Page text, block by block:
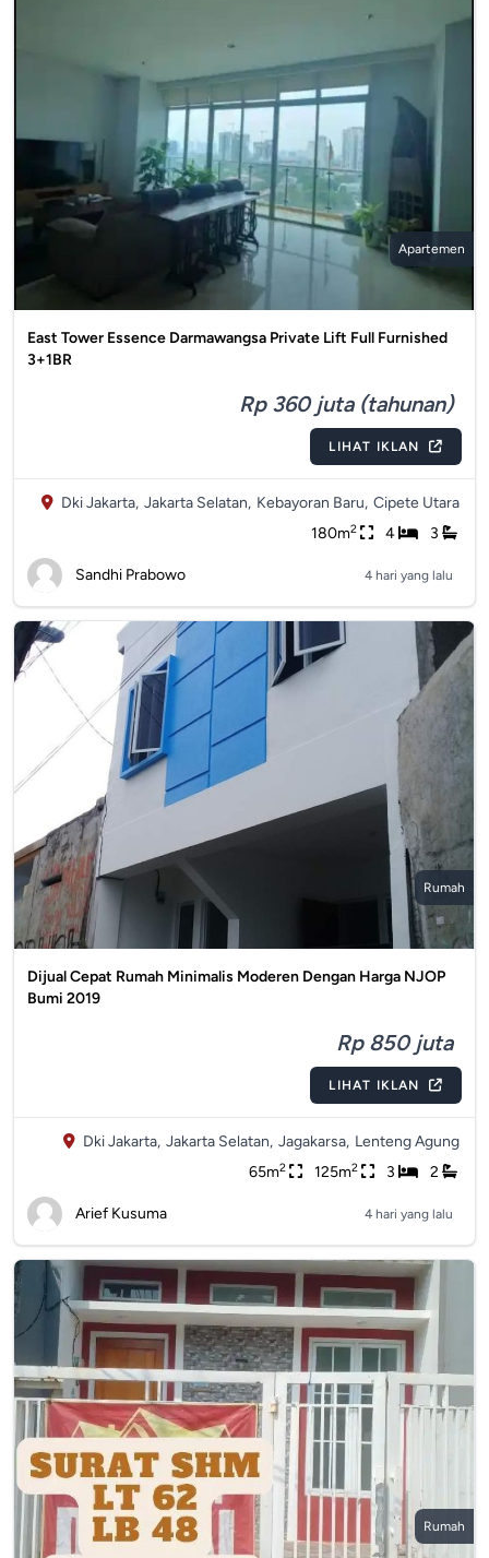
Apartemen
East Tower Essence Darmawangsa Private Lift Full Furnished
3+1BR
Rp 360 juta (tahunan)
LIHAT IKLAN
Dki Jakarta, Jakarta Selatan, Kebayoran Baru, Cipete Utara
180m2 4 3
Sandhi Prabowo 4 hari yang lalu
Rumah
Dijual Cepat Rumah Minimalis Moderen Dengan Harga NJOP
Bumi 2019
Rp 850 juta
LIHAT IKLAN
Dki Jakarta, Jakarta Selatan, Jagakarsa, Lenteng Agung
65m2 125m2 3 2
Arief Kusuma 4 hari yang lalu
Rumah